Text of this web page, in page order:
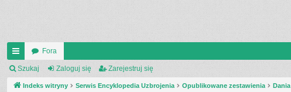
UI
C
Fora
Szukaj Zaloguj się Zarejestruj się
Indeks witryny Serwis Encyklopedia Uzbrojenia Opublikowane zestawienia Dania